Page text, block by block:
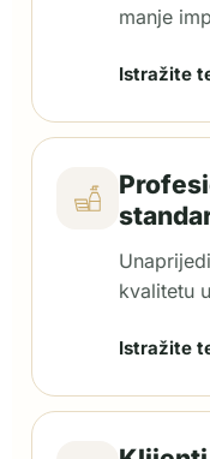
manje
Istražite
kvalitetu
Istražite